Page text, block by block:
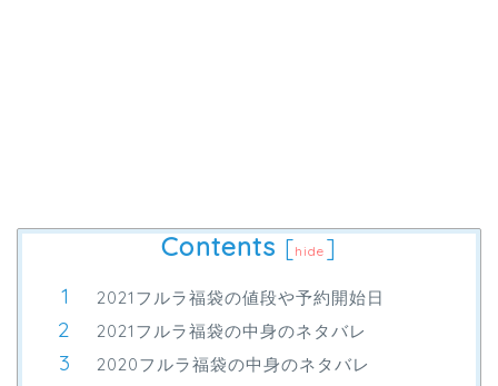
Contents [hide ]
2021フルラ福袋の値段や予約開始日
2021フルラ福袋の中身のネタバレ
2020フルラ福袋の中身のネタバレ